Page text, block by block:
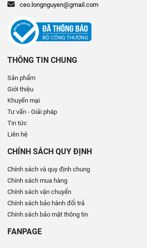
ceo.longnguyen@gmail.com
THÔNG TIN CHUNG
Sản phẩm
Giới thiệu
Khuyến mại
Tư vấn - Giải pháp
Tin tức
Liên hệ
CHÍNH SÁCH QUY ĐỊNH
Chính sách và quy định chung
Chính sách mua hàng
Chính sách vận chuyển
Chính sách bảo hành đổi trả
Chính sách bảo mật thông tin
FANPAGE